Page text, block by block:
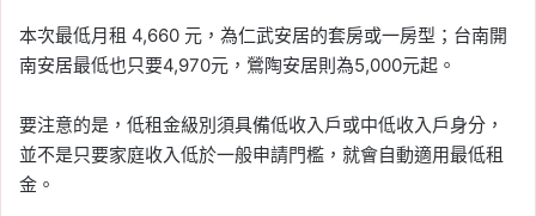
本次最低月租 4,660 元，為仁武安居的套房或一房型；台南開
南安居最低也只要4,970元，鶯陶安居則為5,000元起。
要注意的是，低租金級別須具備低收入戶或中低收入戶身分，
並不是只要家庭收入低於一般申請門檻，就會自動適用最低租
金。